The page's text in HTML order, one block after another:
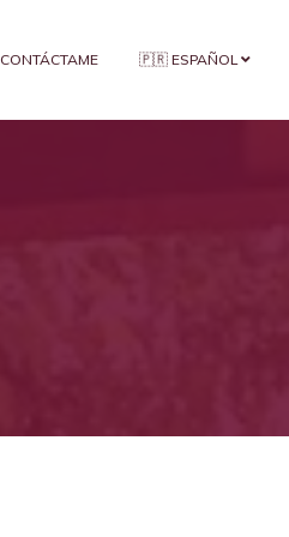
CONTÁCTAME 🇵🇷 ESPAÑOL